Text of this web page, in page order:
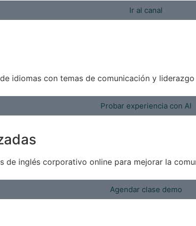
Ir al canal
idiomas con temas de comunicación y
Probar experiencia con AI
de inglés corporativo online para mejorar la
Agendar clase demo